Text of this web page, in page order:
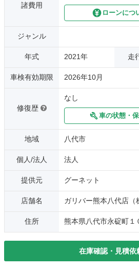
諸費用
ローンにつ
ジャンル
年式 2021年 走
車検有効期限 2026年10月
修復歴
なし
車の状態・
地域 八代市
個人/法人 法人
提供元 グーネット
店舗名 ガリバー熊本八代店（
住所 熊本県八代市永碇町１
在庫確認・見積依